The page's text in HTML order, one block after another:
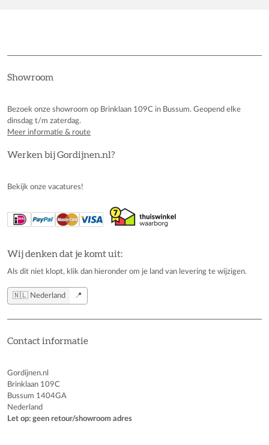
Showroom
Bezoek onze showroom op Brinklaan 109C in Bussum. Geopend elke
dinsdag t/m zaterdag.
Meer informatie & route
Werken bij Gordijnen.nl?
Bekijk onze vacatures!
Wij denken dat je komt uit:
Als dit niet klopt, klik dan hieronder om je land van levering te wijzigen.
🇳🇱 Nederland 📍
Contact informatie
Gordijnen.nl
Brinklaan 109C
Bussum 1404GA
Nederland
Let op: geen retour/showroom adres